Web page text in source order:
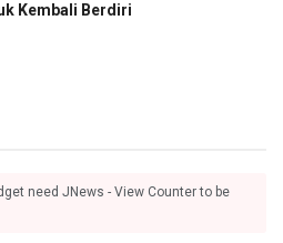
Kembali Berdiri
need JNews - View Counter to be